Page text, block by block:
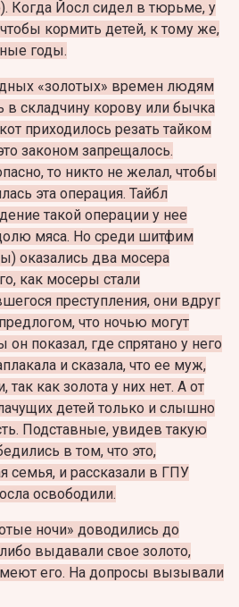
Когда Йосл сидел в тюрьме, у
кормить детей, к тому же,
годы.
«золотых» времен людям
в складчину корову или бычка
приходилось резать тайком
законом запрещалось.
то никто не желал, чтобы
эта операция. Тайбл
такой операции у нее
мяса. Но среди шитфим
оказались два мосера
как мосеры стали
преступления, они вдруг
что ночью могут
он показал, где спрятано у него
и сказала, что ее муж,
как золота у них нет. А от
детей только и слышно
Подставные, увидев такую
в том, что это,
семья, и рассказали в ГПУ
освободили.
ночи» доводились до
либо выдавали свое золото,
его. На допросы вызывали